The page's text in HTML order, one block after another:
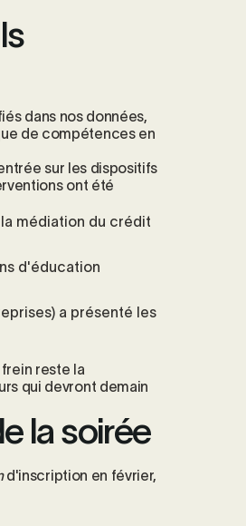
dans nos données,
de compétences en
sur les dispositifs
ont été
médiation du crédit
d'éducation
a présenté les
reste la
qui devront demain
la soirée
d'inscription en février,